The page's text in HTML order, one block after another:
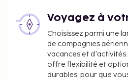
rglable individuellement. Salle
Occupation individuelle Plage
terrasse):Amnages avec
(ventuellement payant) et
que climatisation rglable
bain douche. Batiment jardin
Voyagez à
Choisissez parmi une
de compagnies
vacances et
offre flexibilité et
durables, pour que